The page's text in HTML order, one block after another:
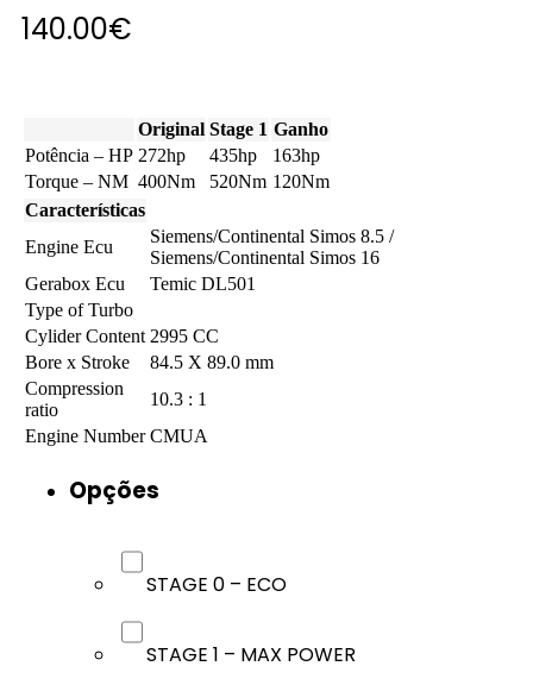
140.00€
Original Stage 1 Ganho
Potência – HP 272hp 435hp
163hp
Torque – NM 400Nm 520Nm 120Nm
Características
Engine Ecu
Siemens/Continental Simos 8.5 /
Siemens/Continental Simos 16
Gerabox Ecu
Temic DL501
Type of Turbo
Cylider Content 2995 CC
Bore x Stroke
84.5 X 89.0 mm
Compression
ratio
10.3 : 1
Engine Number CMUA
Opções
STAGE 0 – ECO
STAGE 1 – MAX POWER